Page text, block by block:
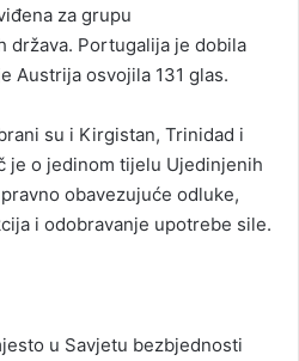
za grupu
država. Portugalija je dobila
Austrija osvojila 131 glas.
su i Kirgistan, Trinidad i
je o jedinom tijelu Ujedinjenih
obavezujuće odluke,
i odobravanje upotrebe sile.
u Savjetu bezbjednosti